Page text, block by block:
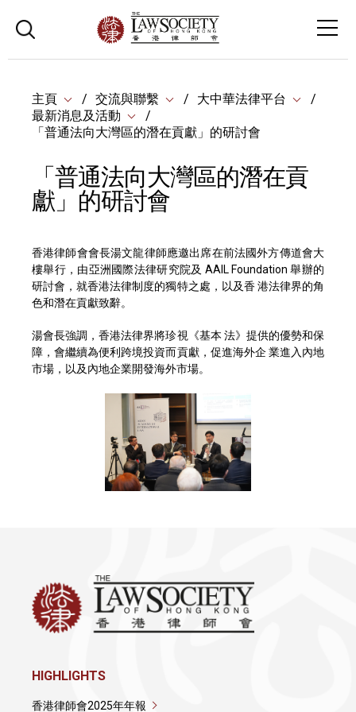
主頁 交流與聯繫
大中華法律平台
最新消息及活動
「普通法向大灣區的潛在貢獻」的研討會
「普通法向大灣區的潛在貢
獻」的研討會
香港律師會會長湯文龍律師應邀出席在前法國外方傳道會大
樓舉行，由亞洲國際法律研究院及 AAIL Foundation 舉辦的
研討會，就香港法律制度的獨特之處，以及香 港法律界的角
色和潛在貢獻致辭。
湯會長強調，香港法律界將珍視《基本 法》提供的優勢和保
障，會繼續為便利跨境投資而貢獻，促進海外企 業進入內地
市場，以及內地企業開發海外市場。
HIGHLIGHTS
香港律師會2025年年報